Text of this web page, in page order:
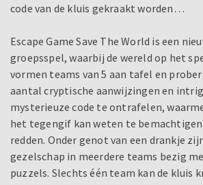
code van de kluis gekraakt worden…
Escape Game Save The World is een
groepsspel, waarbij de wereld op het
vormen teams van 5 aan tafel en
aantal cryptische aanwijzingen en
mysterieuze code te ontrafelen,
het tegengif kan weten te
redden. Onder genot van een drankje
gezelschap in meerdere teams bezig
puzzels. Slechts één team kan de kluis